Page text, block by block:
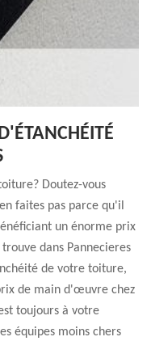
Doutez-vous
faites pas parce qu'il
un énorme prix
dans Pannecieres
de votre toiture,
de main d'œuvre chez
toujours à votre
équipes moins chers